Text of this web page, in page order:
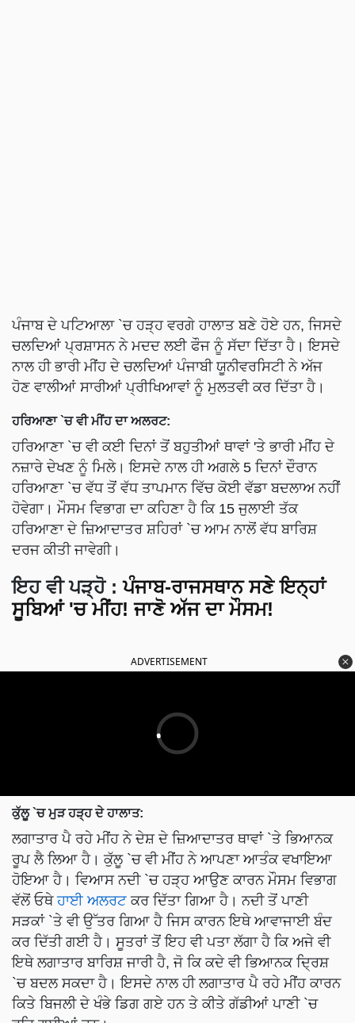
ਪੰਜਾਬ ਦੇ ਪਟਿਆਲਾ `ਚ ਹੜ੍ਹ ਵਰਗੇ ਹਾਲਾਤ ਬਣੇ ਹੋਏ ਹਨ, ਜਿਸਦੇ
ਚਲਦਿਆਂ ਪ੍ਰਸ਼ਾਸਨ ਨੇ ਮਦਦ ਲਈ ਫੌਜ ਨੂੰ ਸੱਦਾ ਦਿੱਤਾ ਹੈ। ਇਸਦੇ
ਨਾਲ ਹੀ ਭਾਰੀ ਮੀਂਹ ਦੇ ਚਲਦਿਆਂ ਪੰਜਾਬੀ ਯੂਨੀਵਰਸਿਟੀ ਨੇ ਅੱਜ
ਹੋਣ ਵਾਲੀਆਂ ਸਾਰੀਆਂ ਪ੍ਰੀਖਿਆਵਾਂ ਨੂੰ ਮੁਲਤਵੀ ਕਰ ਦਿੱਤਾ ਹੈ।
ਹਰਿਆਣਾ `ਚ ਵੀ ਮੀਂਹ ਦਾ ਅਲਰਟ:
ਹਰਿਆਣਾ `ਚ ਵੀ ਕਈ ਦਿਨਾਂ ਤੋਂ ਬਹੁਤੀਆਂ ਥਾਵਾਂ 'ਤੇ ਭਾਰੀ ਮੀਂਹ ਦੇ
ਨਜ਼ਾਰੇ ਦੇਖਣ ਨੂੰ ਮਿਲੇ। ਇਸਦੇ ਨਾਲ ਹੀ ਅਗਲੇ 5 ਦਿਨਾਂ ਦੌਰਾਨ
ਹਰਿਆਣਾ `ਚ ਵੱਧ ਤੋਂ ਵੱਧ ਤਾਪਮਾਨ ਵਿੱਚ ਕੋਈ ਵੱਡਾ ਬਦਲਾਅ ਨਹੀਂ
ਹੋਵੇਗਾ। ਮੌਸਮ ਵਿਭਾਗ ਦਾ ਕਹਿਣਾ ਹੈ ਕਿ 15 ਜੁਲਾਈ ਤੱਕ
ਹਰਿਆਣਾ ਦੇ ਜ਼ਿਆਦਾਤਰ ਸ਼ਹਿਰਾਂ `ਚ ਆਮ ਨਾਲੋਂ ਵੱਧ ਬਾਰਿਸ਼
ਦਰਜ ਕੀਤੀ ਜਾਵੇਗੀ।
ਇਹ ਵੀ ਪੜ੍ਹੋ :ਪੰਜਾਬ-ਰਾਜਸਥਾਨ ਸਣੇ ਇਨ੍ਹਾਂ
ਸੂਬਿਆਂ 'ਚ ਮੀਂਹ! ਜਾਣੋ ਅੱਜ ਦਾ ਮੌਸਮ!
ਲਗਾਤਾਰ ਪੈ ਰਹੇ ਮੀਂਹ ਨੇ ਦੇਸ਼ ਦੇ ਜ਼ਿਆਦਾਤਰ ਥਾਵਾਂ `ਤੇ ਭਿਆਨਕ
ਰੂਪ ਲੈ ਲਿਆ ਹੈ। ਕੁੱਲੂ `ਚ ਵੀ ਮੀਂਹ ਨੇ ਆਪਣਾ ਆਤੰਕ ਵਖਾਇਆ
ਹੋਇਆ ਹੈ। ਵਿਆਸ ਨਦੀ `ਚ ਹੜ੍ਹ ਆਉਣ ਕਾਰਨ ਮੌਸਮ ਵਿਭਾਗ
ਵੱਲੋਂ ਓਥੇਹਾਈ ਅਲਰਟਕਰ ਦਿੱਤਾ ਗਿਆ ਹੈ। ਨਦੀ ਤੋਂ ਪਾਣੀ
ਸੜਕਾਂ `ਤੇ ਵੀ ਉੱਤਰ ਗਿਆ ਹੈ ਜਿਸ ਕਾਰਨ ਇਥੇ ਆਵਾਜਾਈ ਬੰਦ
ਕਰ ਦਿੱਤੀ ਗਈ ਹੈ। ਸੂਤਰਾਂ ਤੋਂ ਇਹ ਵੀ ਪਤਾ ਲੱਗਾ ਹੈ ਕਿ ਅਜੇ ਵੀ
ਇਥੇ ਲਗਾਤਾਰ ਬਾਰਿਸ਼ ਜਾਰੀ ਹੈ, ਜੋ ਕਿ ਕਦੇ ਵੀ ਭਿਆਨਕ ਦ੍ਰਿਸ਼
`ਚ ਬਦਲ ਸਕਦਾ ਹੈ। ਇਸਦੇ ਨਾਲ ਹੀ ਲਗਾਤਾਰ ਪੈ ਰਹੇ ਮੀਂਹ ਕਾਰਨ
ਕਿਤੇ ਬਿਜਲੀ ਦੇ ਖੰਭੇ ਡਿਗ ਗਏ ਹਨ ਤੇ ਕੀਤੇ ਗੱਡੀਆਂ ਪਾਣੀ `ਚ
ਵਹਿ ਗਈਆਂ ਹਨ।